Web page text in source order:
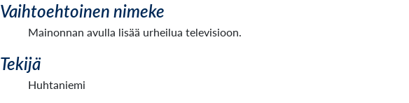
Vaihtoehtoinen nimeke
Mainonnan avulla lisää urheilua televisioon.
Tekijä
Huhtaniemi